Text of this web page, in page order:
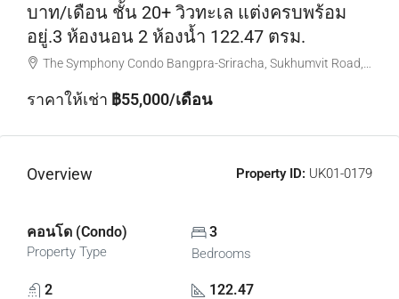
บาท/เดือน ชั้น 20+ วิวทะเล แต่งครบพร้อม
อยู่.3 ห้องนอน 2 ห้องน้ำ 122.47 ตรม.
The Symphony Condo Bangpra-Sriracha, Sukhumvit Road, Saen Suk, เมือง Chon Buri, Thailand
ราคาให้เช่า ฿55,000/เดือน
Overview Property ID: UK01-0179
คอนโด (Condo)
Property Type
3
Bedrooms
2 122.47